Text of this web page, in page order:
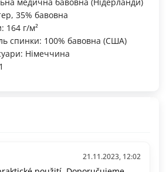
медична бавовна (Нідерланди)
35% бавовна
164 г/м²
спинки: 100% бавовна (США)
Німеччина
21.11.2023, 12:02